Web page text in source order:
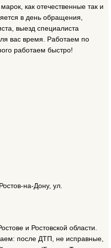
как отечественные так и
в день обращения,
выезд специалиста
вас время. Работаем по
работаем быстро!
на-Дону, ул.
и Ростовской области.
после ДТП, не исправные,